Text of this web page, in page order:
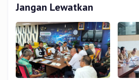
Jangan Lewatkan